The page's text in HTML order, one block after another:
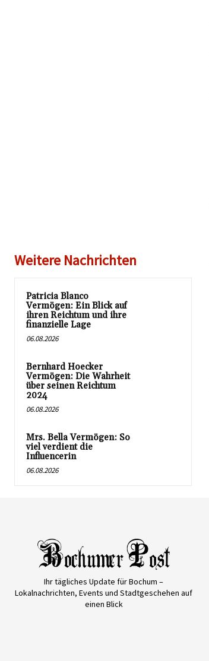
Weitere Nachrichten
Patricia Blanco
Vermögen: Ein Blick auf
ihren Reichtum und ihre
finanzielle Lage
06.08.2026
Bernhard Hoecker
Vermögen: Die Wahrheit
über seinen Reichtum
2024
06.08.2026
Mrs. Bella Vermögen: So
viel verdient die
Influencerin
06.08.2026
Ihr tägliches Update für Bochum –
Lokalnachrichten, Events und Stadtgeschehen auf
einen Blick